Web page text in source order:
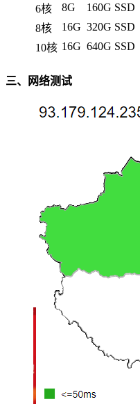
6核
8G 160G SSD
8核
16G 320G SSD
10核 16G 640G SSD
三、网络测试